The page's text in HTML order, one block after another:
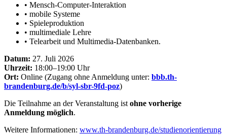
• Mensch-Computer-Interaktion
• mobile Systeme
• Spieleproduktion
• multimediale Lehre
• Telearbeit und Multimedia-Datenbanken.
Datum: 27. Juli 2026
Uhrzeit: 18:00–19:00 Uhr
Ort: Online (Zugang ohne Anmeldung unter: bbb.th-
brandenburg.de/b/syl-sbr-9fd-poz)
Die Teilnahme an der Veranstaltung ist ohne vorherige
Anmeldung möglich.
Weitere Informationen: www.th-brandenburg.de/studienorientierung